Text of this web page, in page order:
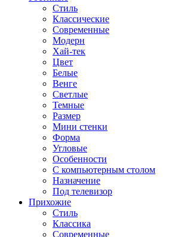
Стиль
Классические
Современные
Модерн
Хай-тек
Цвет
Белые
Венге
Светлые
Темные
Размер
Мини стенки
Форма
Угловые
Особенности
С компьютерным столом
Назначение
Под телевизор
Прихожие
Стиль
Классика
Современные